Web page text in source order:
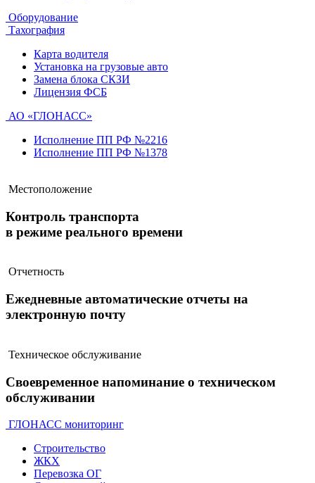
Оборудование
Тахография
Карта водителя
Установка на грузовые авто
Замена блока СКЗИ
Лицензия ФСБ
АО «ГЛОНАСС»
Исполнение ПП РФ №2216
Исполнение ПП РФ №1378
Местоположение
Контроль транспорта
в режиме реального времени
Отчетность
Ежедневные автоматические отчеты на
электронную почту
Техническое обслуживание
Своевременное напоминание о техническом
обслуживании
ГЛОНАСС мониторинг
Строительство
ЖКХ
Перевозка ОГ